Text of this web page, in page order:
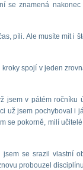
se znamená nakonec
píli. Ale musíte mít i
spojí v jeden
jsem v pátém ročníku
už jsem pochyboval i
se pokorně, milí
se srazil vlastní
probouzel